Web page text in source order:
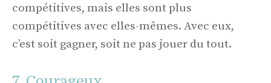
compétitives, mais elles sont plus
compétitives avec elles-mêmes. Avec eux,
c’est soit gagner, soit ne pas jouer du tout.